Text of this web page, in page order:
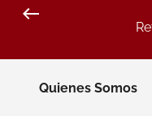
Quienes Somos